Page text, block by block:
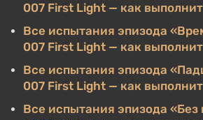
007 First Light — как
Все испытания эпизода
007 First Light — как
Все испытания эпизода
007 First Light — как
Все испытания эпизода «Без